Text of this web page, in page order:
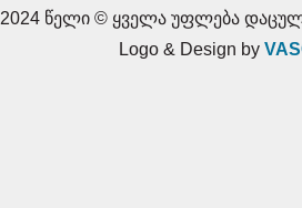
2024 წელი © ყველა უფლება
Logo & Design by